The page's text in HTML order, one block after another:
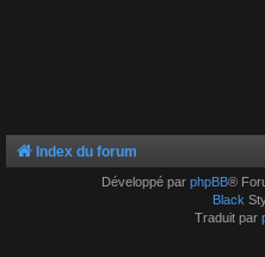
Index du forum
Développé par phpBB®
Black
Traduit par